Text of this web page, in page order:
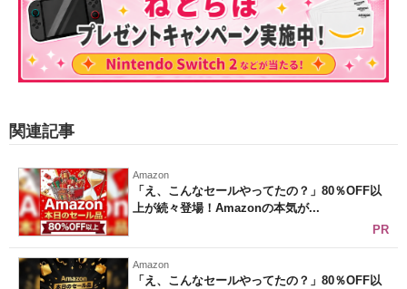
関連記事
Amazon
「え、こんなセールやってたの？」80％OFF以
上が続々登場！Amazonの本気が...
PR
Amazon
「え、こんなセールやってたの？」80％OFF以